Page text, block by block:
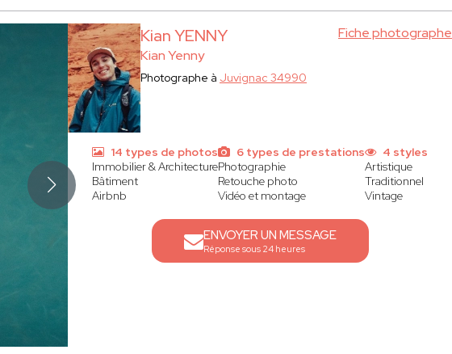
Kian YENNY
Kian Yenny
Fiche photographe
Photographe à Juvignac 34990
14 types de photos
Immobilier & Architecture
Bâtiment
Airbnb
6 types de prestations
Photographie
Retouche photo
Vidéo et montage
4 styles
Artistique
Traditionnel
Vintage
ENVOYER UN MESSAGE
Réponse sous 24 heures